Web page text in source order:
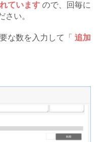
ています ので、回毎に
さい。
な数を入力して「 追加